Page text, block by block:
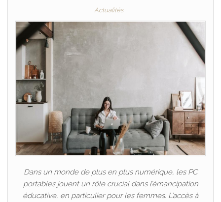
Actualités
Dans un monde de plus en plus numérique, les PC
portables jouent un rôle crucial dans l’émancipation
éducative, en particulier pour les femmes. L’accès à